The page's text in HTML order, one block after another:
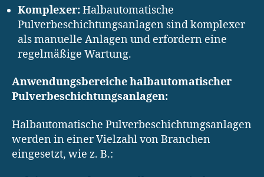
Komplexer:Halbautomatische
Pulverbeschichtungsanlagen sind komplexer
als manuelle Anlagen und erfordern eine
regelmäßige Wartung.
Anwendungsbereiche halbautomatischer
Pulverbeschichtungsanlagen:
Halbautomatische Pulverbeschichtungsanlagen
werden in einer Vielzahl von Branchen
eingesetzt, wie z. B.: